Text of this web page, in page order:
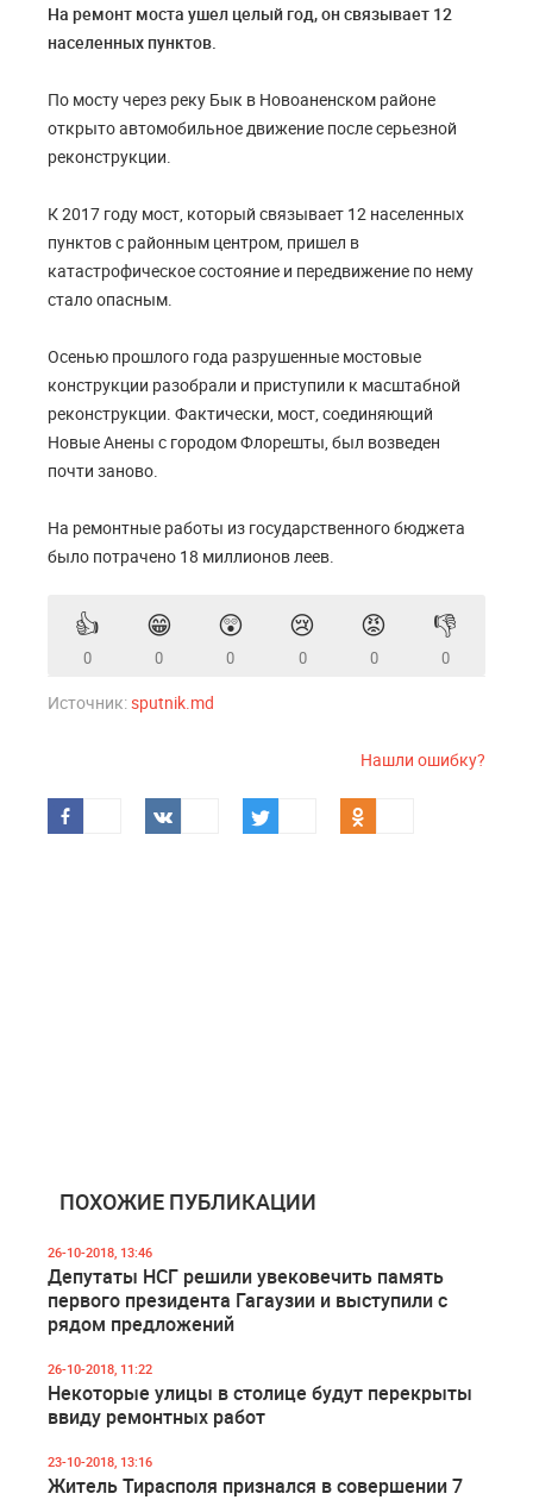
На ремонт моста ушел целый год, он связывает 12
населенных пунктов.
По мосту через реку Бык в Новоаненском районе
открыто автомобильное движение после серьезной
реконструкции.
К 2017 году мост, который связывает 12 населенных
пунктов с районным центром, пришел в
катастрофическое состояние и передвижение по нему
стало опасным.
Осенью прошлого года разрушенные мостовые
конструкции разобрали и приступили к масштабной
реконструкции. Фактически, мост, соединяющий
Новые Анены с городом Флорешты, был возведен
почти заново.
На ремонтные работы из государственного бюджета
было потрачено 18 миллионов леев.
👍
0
😁
0
😲
0
😢
0
😡
0
👎
0
Источник:sputnik.md
Нашли ошибку?
ПОХОЖИЕ ПУБЛИКАЦИИ
26-10-2018, 13:46
Депутаты НСГ решили увековечить память
первого президента Гагаузии и выступили с
рядом предложений
26-10-2018, 11:22
Некоторые улицы в столице будут перекрыты
ввиду ремонтных работ
23-10-2018, 13:16
Житель Тирасполя признался в совершении 7